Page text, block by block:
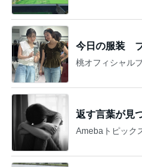
今日の服装 ブ
桃オフィシャル
返す言葉が見
Amebaトピック